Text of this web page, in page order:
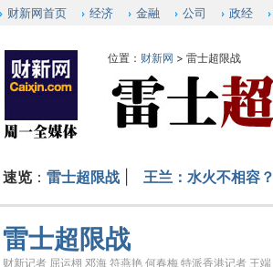
财新网首页 经济 金融 公司 政经
位置： 财新网 > 雷士超限战
速览 ： 雷士超限战 王兰：水火不相容？
雷士超限战
财新记者 屈运栩 邓海 符燕艳 何春梅 特派香港记者 王端